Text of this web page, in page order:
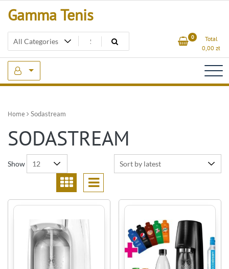
Gamma Tenis
0
Total
0,00 zł
Home Sodastream
SODASTREAM
Show